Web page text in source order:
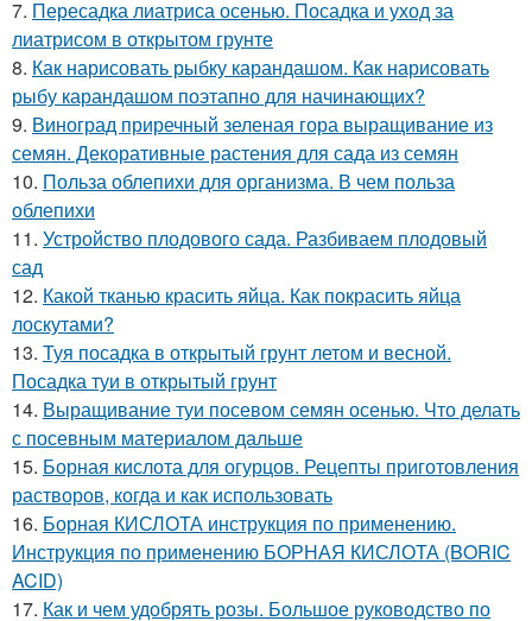
7. Пересадка лиатриса осенью. Посадка и уход за
лиатрисом в открытом грунте
8. Как нарисовать рыбку карандашом. Как нарисовать
рыбу карандашом поэтапно для начинающих?
9. Виноград приречный зеленая гора выращивание из
семян. Декоративные растения для сада из семян
10. Польза облепихи для организма. В чем польза
облепихи
11. Устройство плодового сада. Разбиваем плодовый
сад
12. Какой тканью красить яйца. Как покрасить яйца
лоскутами?
13. Туя посадка в открытый грунт летом и весной.
Посадка туи в открытый грунт
14. Выращивание туи посевом семян осенью. Что делать
с посевным материалом дальше
15. Борная кислота для огурцов. Рецепты приготовления
растворов, когда и как использовать
16. Борная КИСЛОТА инструкция по применению.
Инструкция по применению БОРНАЯ КИСЛОТА (BORIC
ACID)
17. Как и чем удобрять розы. Большое руководство по